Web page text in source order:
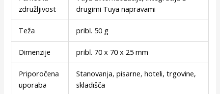
združljivost
drugimi Tuya napravami
Teža pribl. 50 g
Dimenzije pribl. 70 x 70 x 25 mm
Priporočena
uporaba
Stanovanja, pisarne, hoteli, trgovine,
skladišča